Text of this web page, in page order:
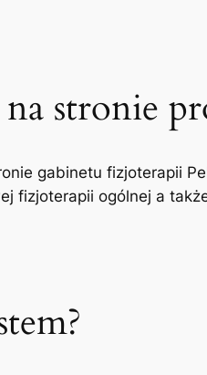
stronie
gabinetu fizjoterapii
fizjoterapii ogólnej a